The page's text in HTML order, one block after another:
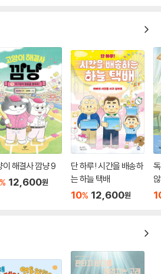
천진난만한 그림
접 그린 것 같은 천진난만한 그림으로 가득합
과 색연필을 재료로 선택한 것하며, 손에 힘
뚤해지는 아이 그림을 똑 닮은 것하며, 언뜻
가 하는 생각이 들 정도입니다.
만 그런 게 아니라 거기 담긴 마음조차 헤
이 어린 아이의 마음, 딱 그것입니다. 감나무
살금살금 까치발을 들고 가는 솔이 모습에
단 거며, 상구네 닭의 ‘파란만장한 역사
있는 ‘그림 연결하기’로 한눈에 들어오게
뷔할 때부터, 아이 마음을 표현하는 능력이
스럽게 그려 낸다는 평가를 받아 왔습니다.
작가라는 말이 되겠지요.
이 해결사 깜냥 9
% 12,600원
단 하루! 시간을 배송하
는 하늘 택배
10% 12,600원